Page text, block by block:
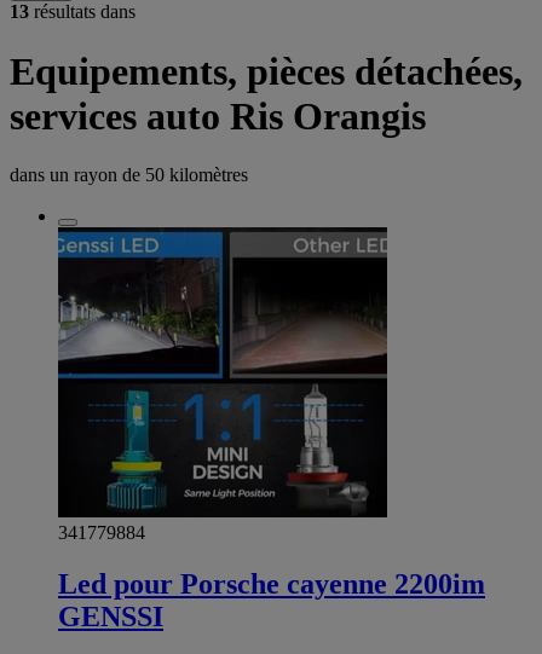
13 résultats dans
Equipements, pièces détachées,
services auto Ris Orangis
dans un rayon de 50 kilomètres
341779884
Led pour Porsche cayenne 2200im
GENSSI